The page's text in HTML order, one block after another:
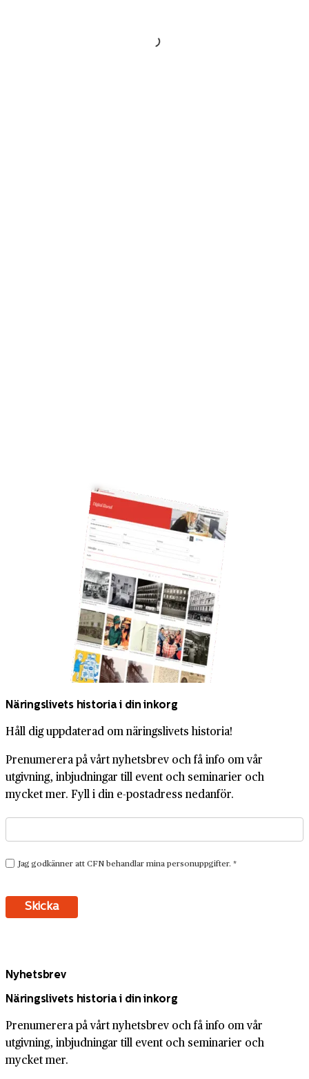
Näringslivets historia i din inkorg
Håll dig uppdaterad om näringslivets historia!
Prenumerera på vårt nyhetsbrev och få info om vår
utgivning, inbjudningar till event och seminarier och
mycket mer. Fyll i din e-postadress nedanför.
Nyhetsbrev
Näringslivets historia i din inkorg
Prenumerera på vårt nyhetsbrev och få info om vår
utgivning, inbjudningar till event och seminarier och
mycket mer.